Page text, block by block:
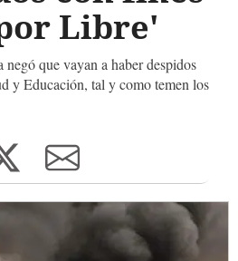
Libre'
que vayan a haber despidos
y Educación, tal y como temen los